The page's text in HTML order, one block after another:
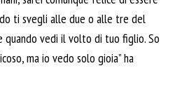
ti svegli alle due o alle tre del
quando vedi il volto di tuo figlio. So
ma io vedo solo gioia” ha